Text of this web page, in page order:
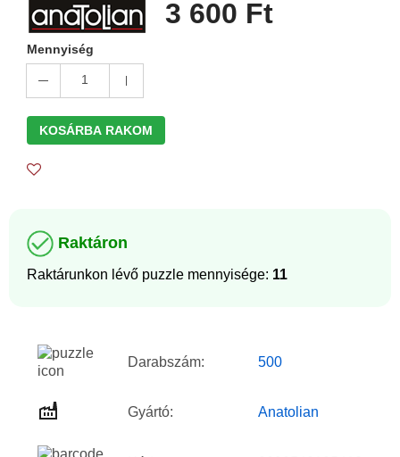
3 600 Ft
Mennyiség
1
KOSÁRBA RAKOM
Raktáron
Raktárunkon lévő puzzle mennyisége: 11
Darabszám: 500
Gyártó: Anatolian